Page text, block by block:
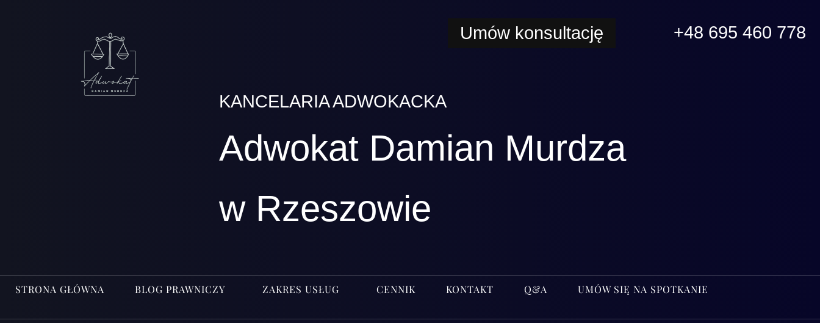
Umów konsultację +48 695 460 778
KANCELARIA ADWOKACKA
Adwokat Damian Murdza
w Rzeszowie
STRONA GŁÓWNA BLOG PRAWNICZY ZAKRES USŁUG CENNIK KONTAKT Q&A UMÓW SIĘ NA SPOTKANIE